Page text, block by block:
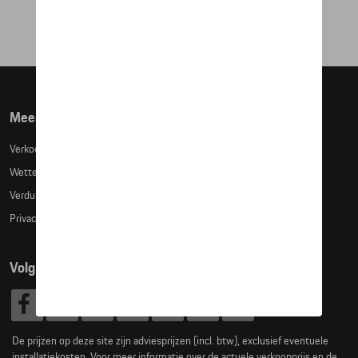
Meer info
Verkoopsvoorwaarden
Wettelijke bepalingen
Verduidelijking kledingmaten
Privacybeleid
Volg Ons
De prijzen op deze site zijn adviesprijzen (incl. btw), exclusief eventuele